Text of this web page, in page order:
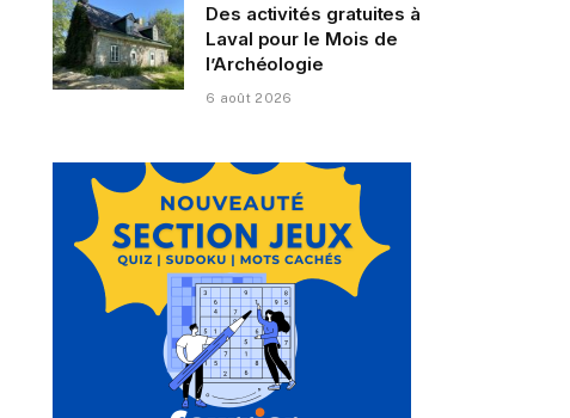
Des activités gratuites à
Laval pour le Mois de
l’Archéologie
6 août 2026